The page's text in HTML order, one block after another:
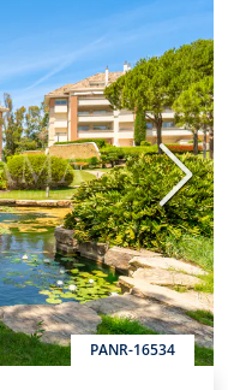
PANR-16534